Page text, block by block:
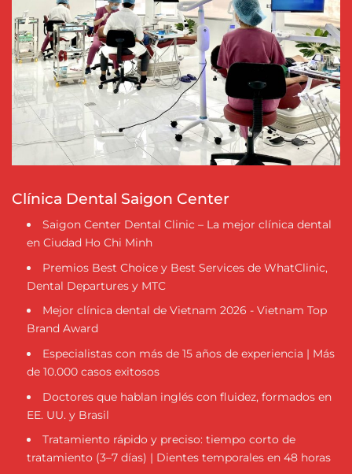
Clínica Dental Saigon Center
Saigon Center Dental Clinic – La mejor clínica dental
en Ciudad Ho Chi Minh
Premios Best Choice y Best Services de WhatClinic,
Dental Departures y MTC
Mejor clínica dental de Vietnam 2026 - Vietnam Top
Brand Award
Especialistas con más de 15 años de experiencia | Más
de 10.000 casos exitosos
Doctores que hablan inglés con fluidez, formados en
EE. UU. y Brasil
Tratamiento rápido y preciso: tiempo corto de
tratamiento (3–7 días) | Dientes temporales en 48 horas